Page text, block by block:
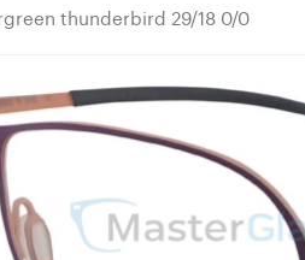
thunderbird 29/18 0/0